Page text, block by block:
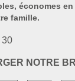
économes
famille.
30
NOTRE